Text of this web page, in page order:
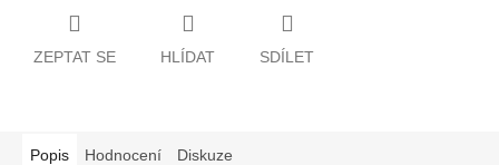
ZEPTAT SE HLÍDAT SDÍLET
Popis Hodnocení Diskuze